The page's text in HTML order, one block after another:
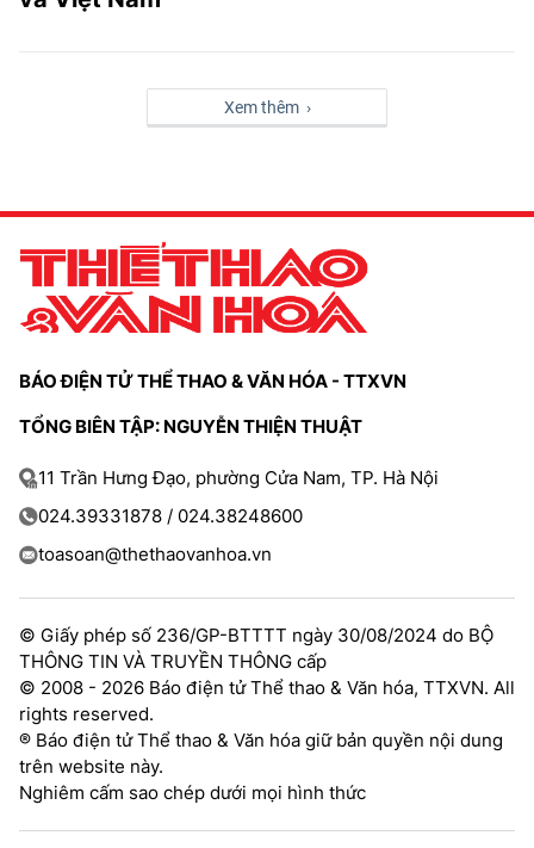
Xem thêm ›
BÁO ĐIỆN TỬ THỂ THAO & VĂN HÓA - TTXVN
TỔNG BIÊN TẬP: NGUYỄN THIỆN THUẬT
11 Trần Hưng Đạo, phường Cửa Nam, TP. Hà Nội
024.39331878 / 024.38248600
toasoan@thethaovanhoa.vn
© Giấy phép số 236/GP-BTTTT ngày 30/08/2024 do BỘ
THÔNG TIN VÀ TRUYỀN THÔNG cấp
© 2008 - 2026 Báo điện tử Thể thao & Văn hóa, TTXVN. All
rights reserved.
® Báo điện tử Thể thao & Văn hóa giữ bản quyền nội dung
trên website này.
Nghiêm cấm sao chép dưới mọi hình thức